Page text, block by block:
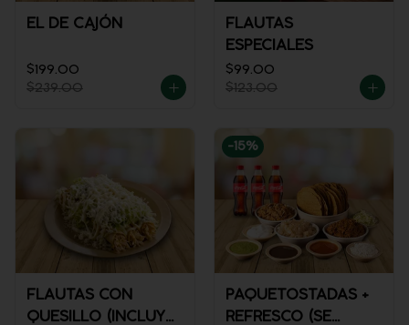
EL DE CAJÓN
$199.00
$239.00
FLAUTAS
ESPECIALES
$99.00
$123.00
FLAUTAS CON
QUESILLO (INCLUYE
-15%
PAQUETOSTADAS +
REFRESCO (SE